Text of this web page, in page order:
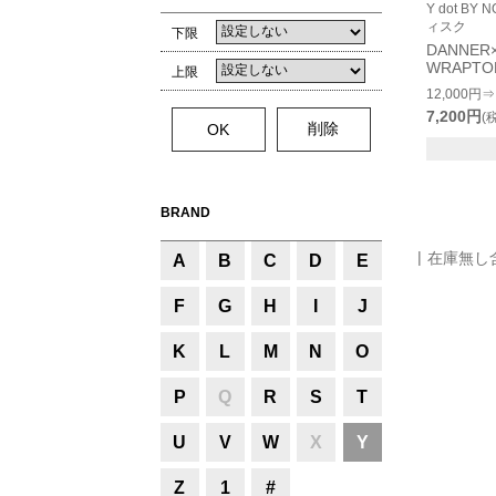
下限
上限
BRAND
A B C D E
F G H J
K L M N O
P Q R S T
U V W X Y
Z 1 #
Y dot BY
ィスク
12,000円⇒
7,200円(
在庫無し